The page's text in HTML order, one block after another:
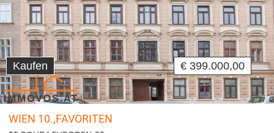
Kaufen € 399.000,00
WIEN 10.,FAVORITEN